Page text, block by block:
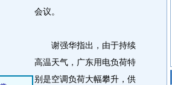
会议。
谢强华指出，由于持续
高温天气，广东用电负荷特
别是空调负荷大幅攀升，供